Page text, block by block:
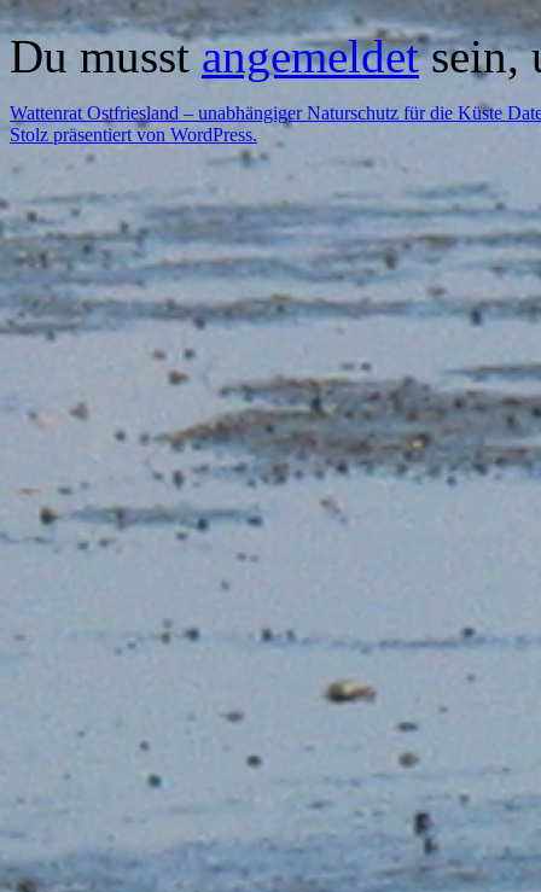
Du musstangemeldetsein,
Wattenrat Ostfriesland – unabhängiger Naturschutz für die Küste
Stolz präsentiert von WordPress.